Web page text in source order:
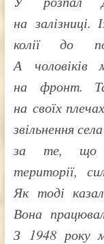
на залізниці.
колії до
А
на фронт.
на своїх
звільнення
за те, що
території,
Як тоді
Вона
З 1948 року